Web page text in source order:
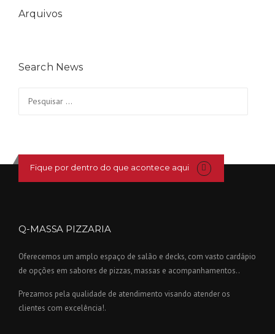
Arquivos
Search News
Fique por dentro do que acontece aqui
Q-MASSA PIZZARIA
Oferecemos um amplo espaço de salão e decks, com vasto cardápio
de opções em sabores de pizzas, massas e acompanhamentos..
Prezamos pela qualidade de atendimento visando atender os
clientes com excelência!.